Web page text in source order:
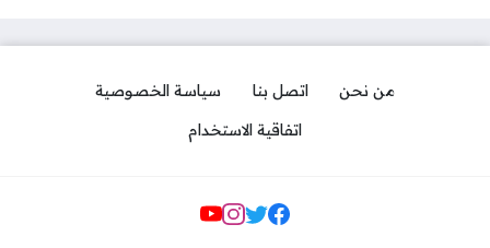
من نحن اتصل بنا
سياسة الخصوصية
اتفاقية الاستخدام
Social Links